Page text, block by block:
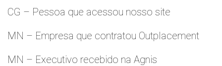
CG – Pessoa que acessou nosso site
MN – Empresa que contratou Outplacement
MN – Executivo recebido na Agnis